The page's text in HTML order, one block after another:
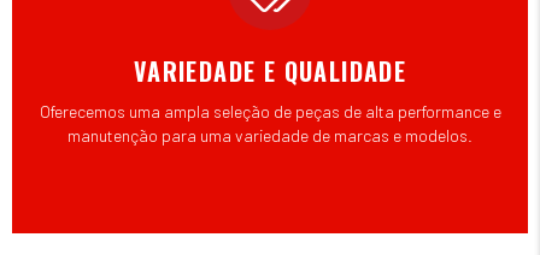
VARIEDADE E QUALIDADE
Oferecemos uma ampla seleção de peças de alta performance e
manutenção para uma variedade de marcas e modelos.